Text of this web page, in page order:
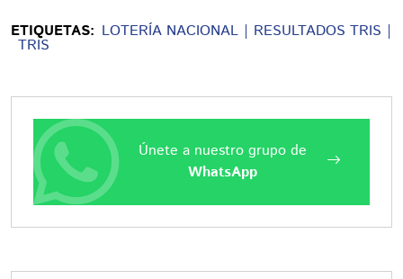
ETIQUETAS: LOTERÍA NACIONAL RESULTADOS TRIS
TRIS
Únete a nuestro grupo de
WhatsApp